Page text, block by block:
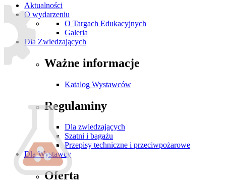
Aktualności
O wydarzeniu
O Targach Edukacyjnych
Galeria
Dla Zwiedzających
Ważne informacje
Katalog Wystawców
Regulaminy
Dla zwiedzających
Szatni i bagażu
Przepisy techniczne i przeciwpożarowe
Dla Wystawcy
Oferta